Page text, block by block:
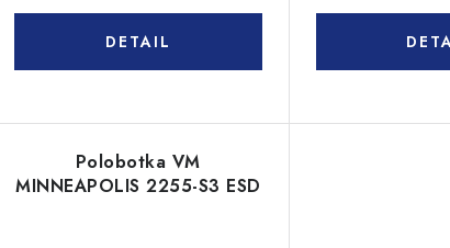
Polobotka VM
MINNEAPOLIS 2255-S3 ESD